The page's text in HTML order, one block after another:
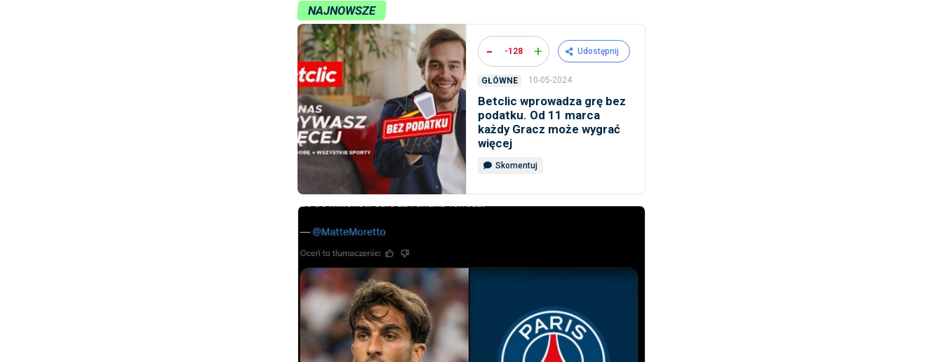
NAJNOWSZE
- -128 + Udostępnij
GŁÓWNE 10-05-2024
Betclic wprowadza grę bez
podatku. Od 11 marca
każdy Gracz może wygrać
więcej
Skomentuj